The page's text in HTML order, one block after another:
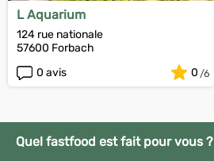
L Aquarium
124 rue nationale
57600 Forbach
0 avis
0
Quel fastfood est fait pour vous ?